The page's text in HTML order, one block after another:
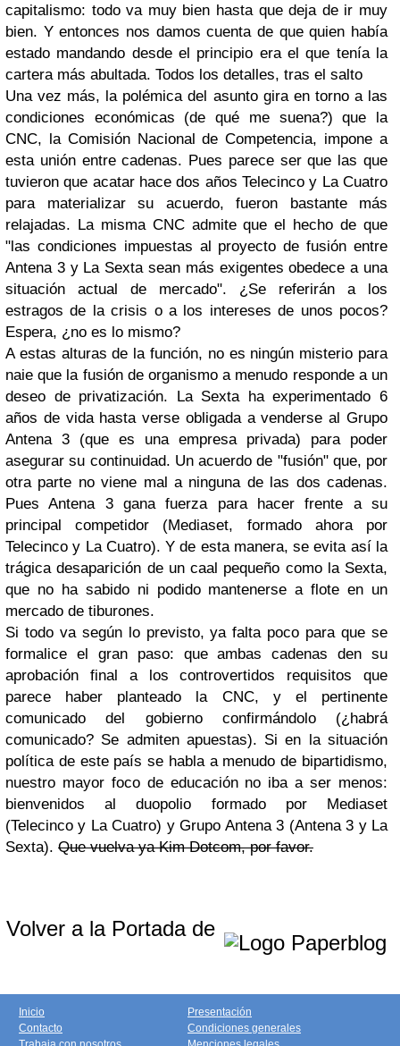
capitalismo: todo va muy bien hasta que deja de ir muy
bien. Y entonces nos damos cuenta de que quien había
estado mandando desde el principio era el que tenía la
cartera más abultada. Todos los detalles, tras el salto
Una vez más, la polémica del asunto gira en torno a las
condiciones económicas (de qué me suena?) que la
CNC, la Comisión Nacional de Competencia, impone a
esta unión entre cadenas. Pues parece ser que las que
tuvieron que acatar hace dos años Telecinco y La Cuatro
para materializar su acuerdo, fueron bastante más
relajadas. La misma CNC admite que el hecho de que
"las condiciones impuestas al proyecto de fusión entre
Antena 3 y La Sexta sean más exigentes obedece a una
situación actual de mercado". ¿Se referirán a los
estragos de la crisis o a los intereses de unos pocos?
Espera, ¿no es lo mismo?
A estas alturas de la función, no es ningún misterio para
naie que la fusión de organismo a menudo responde a un
deseo de privatización. La Sexta ha experimentado 6
años de vida hasta verse obligada a venderse al Grupo
Antena 3 (que es una empresa privada) para poder
asegurar su continuidad. Un acuerdo de "fusión" que, por
otra parte no viene mal a ninguna de las dos cadenas.
Pues Antena 3 gana fuerza para hacer frente a su
principal competidor (Mediaset, formado ahora por
Telecinco y La Cuatro). Y de esta manera, se evita así la
trágica desaparición de un caal pequeño como la Sexta,
que no ha sabido ni podido mantenerse a flote en un
mercado de tiburones.
Si todo va según lo previsto, ya falta poco para que se
formalice el gran paso: que ambas cadenas den su
aprobación final a los controvertidos requisitos que
parece haber planteado la CNC, y el pertinente
comunicado del gobierno confirmándolo (¿habrá
comunicado? Se admiten apuestas). Si en la situación
política de este país se habla a menudo de bipartidismo,
nuestro mayor foco de educación no iba a ser menos:
bienvenidos al duopolio formado por Mediaset
(Telecinco y La Cuatro) y Grupo Antena 3 (Antena 3 y La
Sexta). Que vuelva ya Kim Dotcom, por favor.
Volver a la Portada de
Inicio
Contacto
Presentación
Condiciones generales